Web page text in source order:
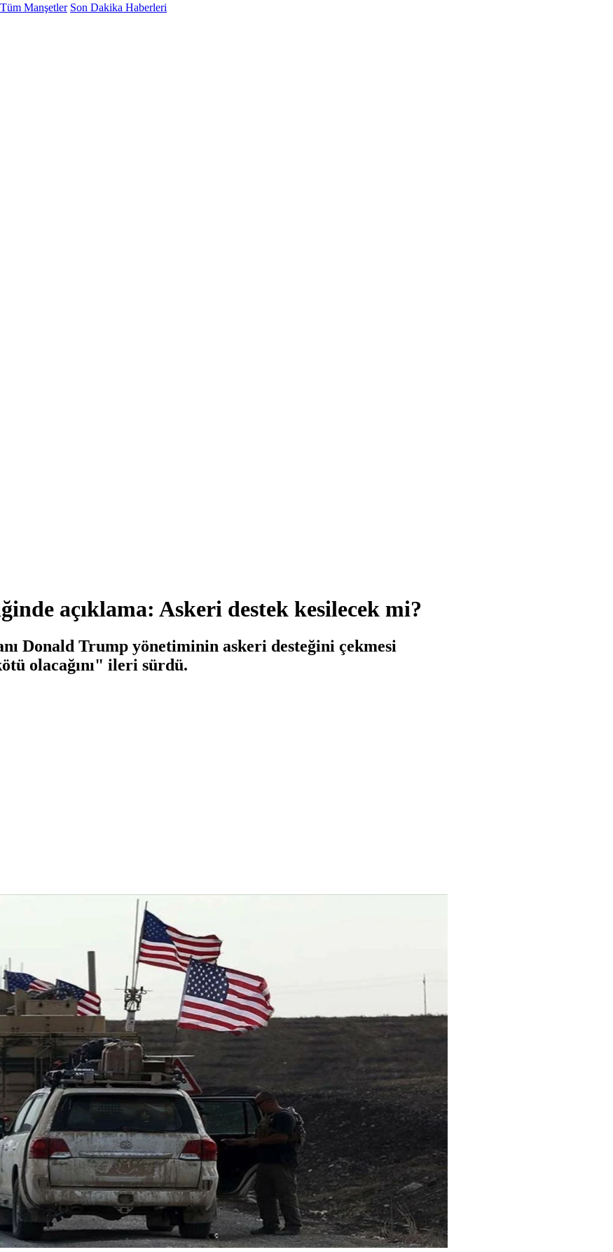
Tüm Manşetler Son Dakika Haberleri
açıklama: Askeri destek kesilecek mi?
Donald Trump yönetiminin askeri desteğini çekmesi
olacağını" ileri sürdü.